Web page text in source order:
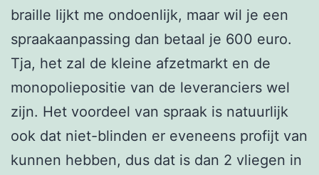
braille lijkt me ondoenlijk, maar wil je een
spraakaanpassing dan betaal je 600 euro.
Tja, het zal de kleine afzetmarkt en de
monopoliepositie van de leveranciers wel
zijn. Het voordeel van spraak is natuurlijk
ook dat niet-blinden er eveneens profijt van
kunnen hebben, dus dat is dan 2 vliegen in